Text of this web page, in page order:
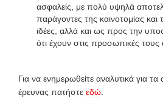
ασφαλείς, με πολύ υψηλά
παράγοντες της καινοτομίας και
ιδέες, αλλά και ως προς την
ότι έχουν στις προσωπικές τους
Για να ενημερωθείτε αναλυτικά για
έρευνας πατήστε εδώ